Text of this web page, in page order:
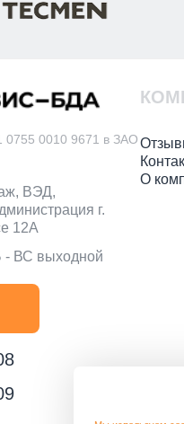
0755 0010 9671 в ЗАО
ВЭД,
г.
12А
- ВС выходной
О